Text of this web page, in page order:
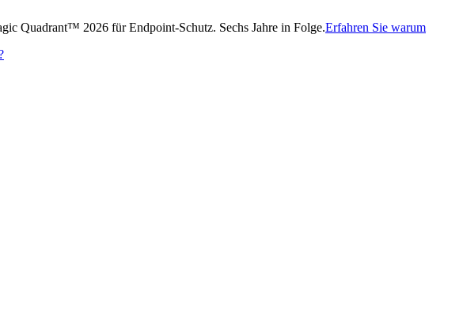
Quadrant™ 2026 für Endpoint-Schutz. Sechs Jahre in Folge.Erfahren Sie warum